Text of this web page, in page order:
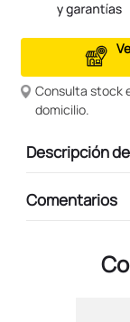
Consulta stock
domicilio.
Descripción
Comentarios